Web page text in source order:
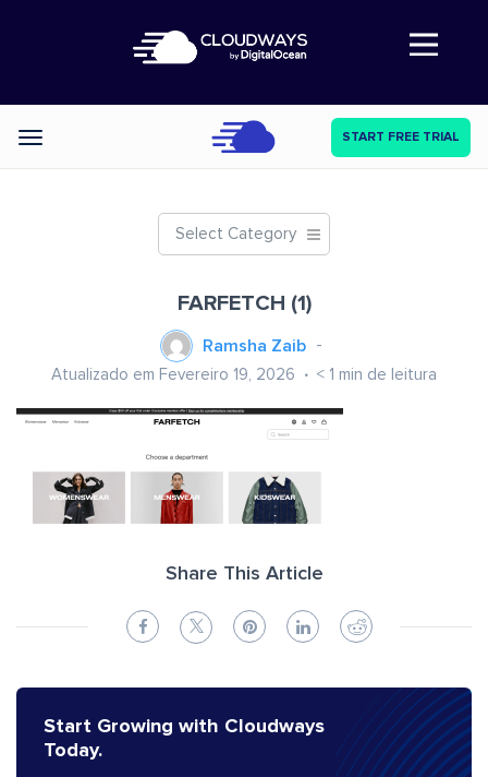
Abre a navegação
Categories START FREE TRIAL
Select Category
FARFETCH (1)
Ramsha Zaib
Atualizado em Fevereiro 19, 2026 < 1 min de leitura
Share This Article
Start Growing with Cloudways
Today.